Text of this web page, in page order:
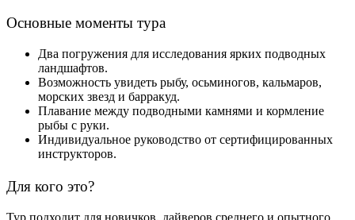
Основные моменты тура
Два погружения для исследования ярких подводных
ландшафтов.
Возможность увидеть рыбу, осьминогов, кальмаров,
морских звезд и барракуд.
Плавание между подводными камнями и кормление
рыбы с руки.
Индивидуальное руководство от сертифицированных
инструкторов.
Для кого это?
Тур подходит для новичков, дайверов среднего и опытного